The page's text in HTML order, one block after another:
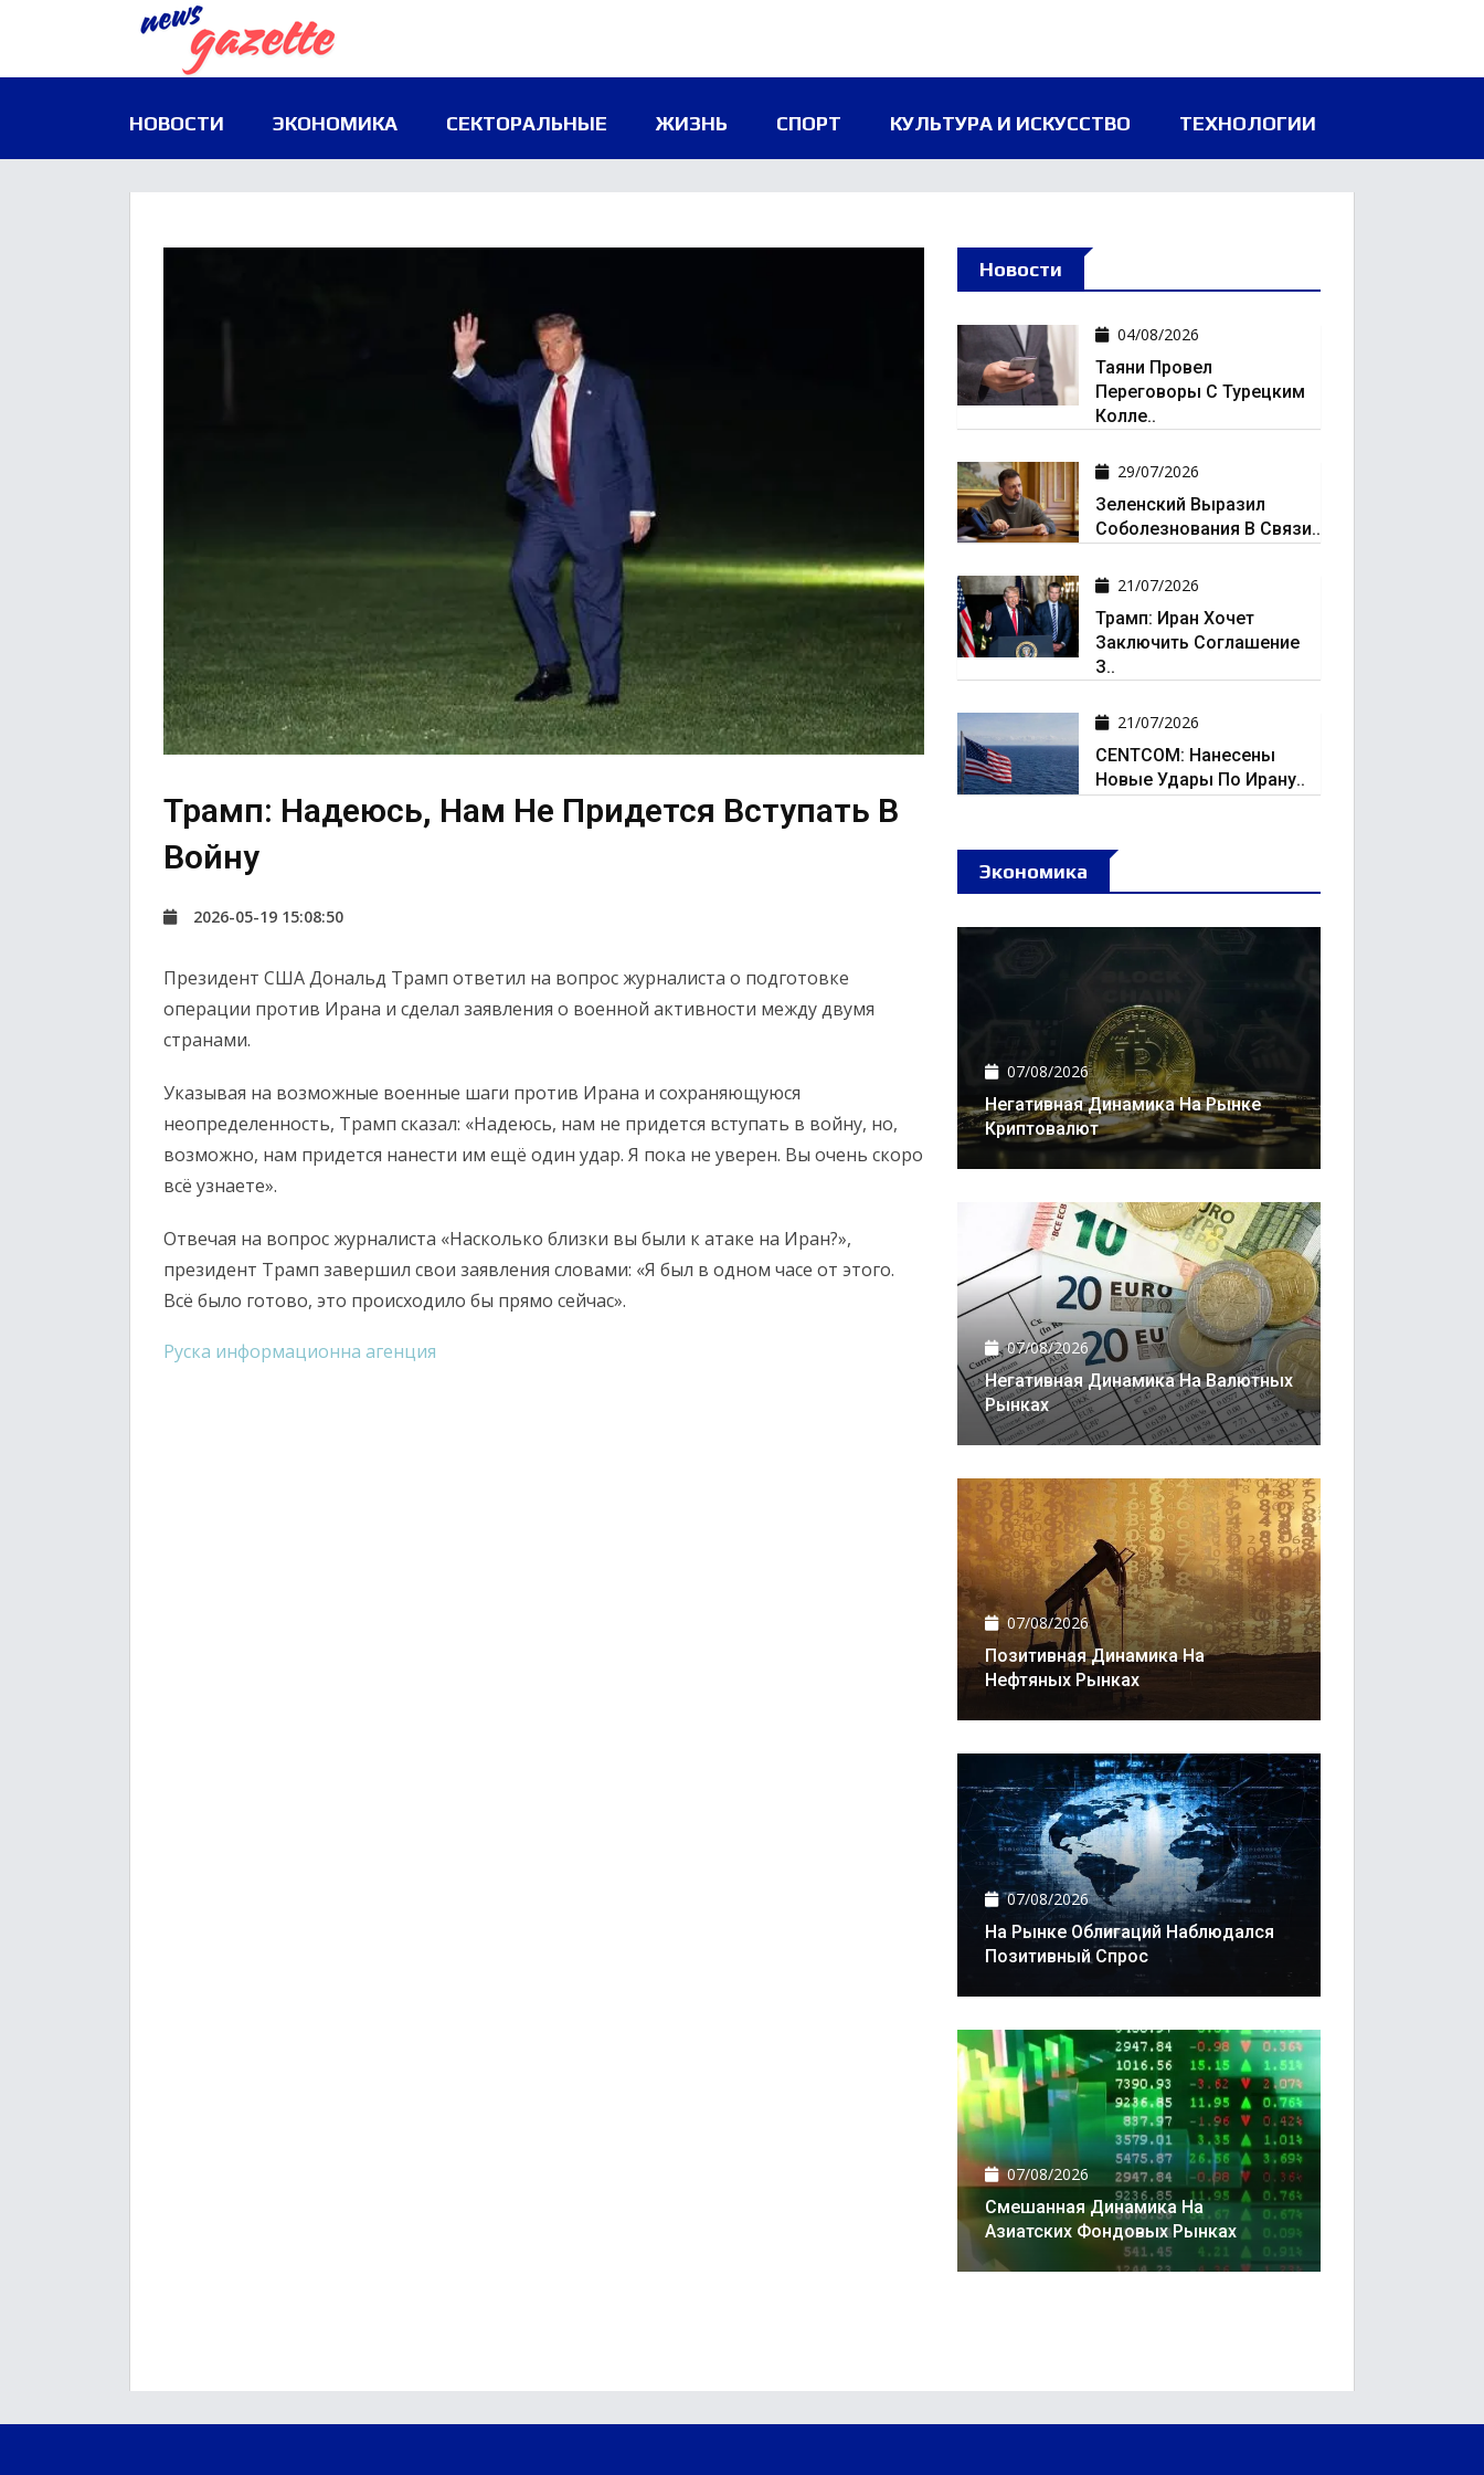
НОВОСТИ ЭКОНОМИКА СЕКТОРАЛЬНЫЕ ЖИЗНЬ СПОРТ КУЛЬТУРА И ИСКУССТВО ТЕХНОЛОГИИ
Трамп: Надеюсь, Нам Не Придется Вступать В
Войну
2026-05-19 15:08:50
Президент США Дональд Трамп ответил на вопрос журналиста о подготовке
операции против Ирана и сделал заявления о военной активности между двумя
странами.
Указывая на возможные военные шаги против Ирана и сохраняющуюся
неопределенность, Трамп сказал: «Надеюсь, нам не придется вступать в войну, но,
возможно, нам придется нанести им ещё один удар. Я пока не уверен. Вы очень скоро
всё узнаете».
Отвечая на вопрос журналиста «Насколько близки вы были к атаке на Иран?»,
президент Трамп завершил свои заявления словами: «Я был в одном часе от этого.
Всё было готово, это происходило бы прямо сейчас».
Руска информационна агенция
Новости
04/08/2026
Таяни Провел
Переговоры С Турецким
Колле..
29/07/2026
Зеленский Выразил
Соболезнования В Связи..
21/07/2026
Трамп: Иран Хочет
Заключить Соглашение
З..
21/07/2026
CENTCOM: Нанесены
Новые Удары По Ирану..
Экономика
07/08/2026
Негативная Динамика На Рынке
Криптовалют
07/08/2026
Негативная Динамика На Валютных
Рынках
07/08/2026
Позитивная Динамика На
Нефтяных Рынках
07/08/2026
На Рынке Облигаций Наблюдался
Позитивный Спрос
07/08/2026
Смешанная Динамика На
Азиатских Фондовых Рынках